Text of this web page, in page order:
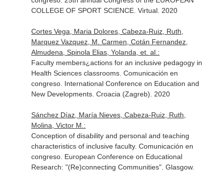
COLLEGE OF SPORT SCIENCE. Virtual. 2020
Cortes Vega, Maria Dolores, Cabeza-Ruiz, Ruth,
Marquez Vazquez, M. Carmen, Cotán Fernandez,
Almudena, Spinola Elias, Yolanda, et. al.:
Faculty members¿actions for an inclusive pedagogy in
Health Sciences classrooms. Comunicación en
congreso. International Conference on Education and
New Developments. Croacia (Zagreb). 2020
Sánchez Díaz, María Nieves, Cabeza-Ruiz, Ruth,
Molina, Victor M.:
Conception of disability and personal and teaching
characteristics of inclusive faculty. Comunicación en
congreso. European Conference on Educational
Research: "(Re)connecting Communities". Glasgow.